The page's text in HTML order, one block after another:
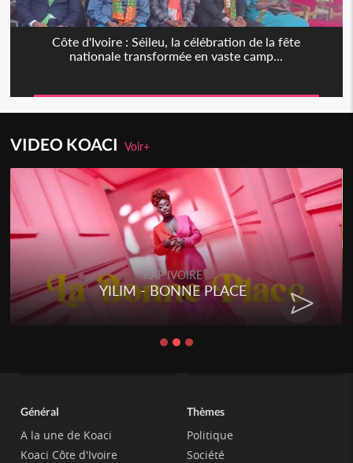
Côte d'Ivoire : Séileu, la célébration de la fête
nationale transformée en vaste camp...
VIDEO KOACIVoir+
RAP IVOIRE
YILIM - BONNE PLACE
Général
A la une de Koaci
Koaci Côte d'Ivoire
Thèmes
Politique
Société